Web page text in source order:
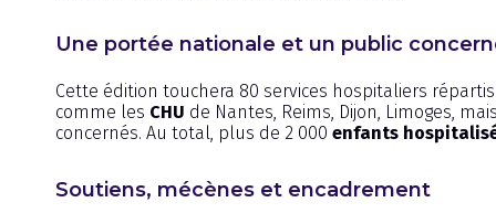
Une portée nationale et un public
Cette édition touchera 80 services hospitaliers
comme les CHU de Nantes, Reims, Dijon, Limoges,
concernés. Au total, plus de 2 000 enfants
Soutiens, mécènes et encadrement